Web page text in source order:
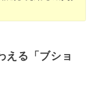
える「ブショ